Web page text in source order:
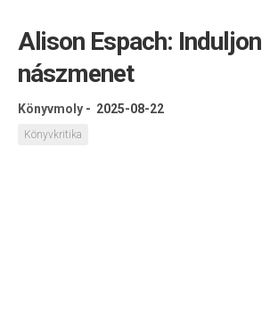
Alison Espach:
nászmenet
Könyvmoly - 2025-08-22
Könyvkritika